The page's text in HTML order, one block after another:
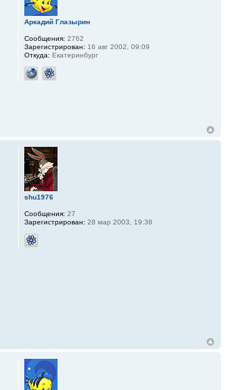
Аркадий Глазырин
Сообщения: 2762
Зарегистрирован: 16 авг 2002, 09:09
Откуда: Екатеринбург
shu1976
Сообщения: 27
Зарегистрирован: 28 мар 2003, 19:38